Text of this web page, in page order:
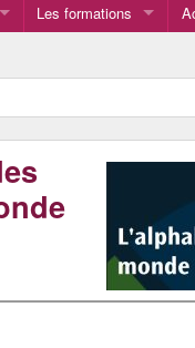
Les formations
BAC Pro
BAC Pro HPS
Bac PRO MEP